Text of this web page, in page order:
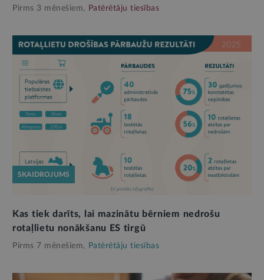
Pirms 3 mēnešiem, Patērētāju tiesības
SKAIDROJUMS
Kas tiek darīts, lai mazinātu bērniem nedrošu
rotaļlietu nonākšanu ES tirgū
Pirms 7 mēnešiem, Patērētāju tiesības